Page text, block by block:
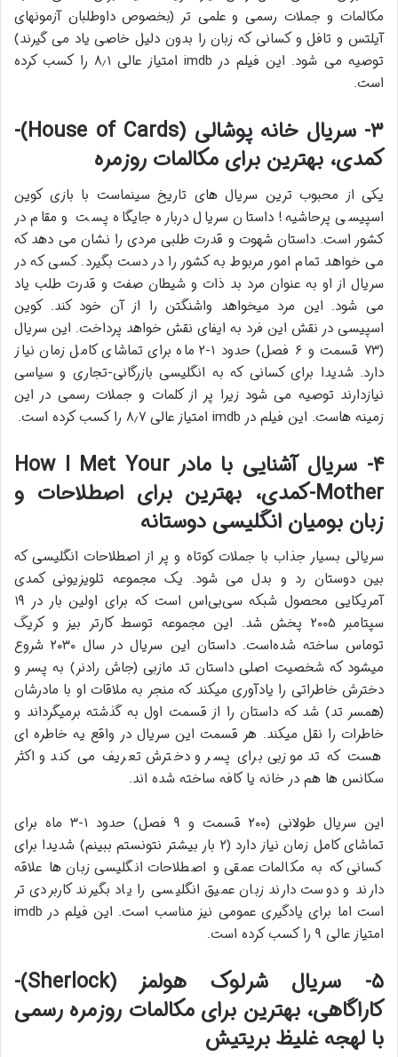
مکالمات و جملات رسمی و علمی تر (بخصوص داوطلبان آزمونهای
آیلتس و تافل و کسانی که زبان را بدون دلیل خاصی یاد می گیرند)
توصیه می شود. این فیلم در imdb امتیاز عالی ۸٫۱ را کسب کرده
است.
۳- سریال خانه پوشالی (House of Cards)-
کمدی، بهترین برای مکالمات روزمره
یکی از محبوب ترین سریال های تاریخ سینماست با بازی کوین
اسپیسی پرحاشیه! داستان سریال درباره جایگاه پست و مقام در
کشور است. داستان شهوت و قدرت طلبی مردی را نشان می دهد که
می خواهد تمام امور مربوط به کشور را در دست بگیرد. کسی که در
سریال از او به عنوان مرد بد ذات و شیطان صفت و قدرت طلب یاد
می شود. این مرد میخواهد واشنگتن را از آن خود کند. کوین
اسپیسی در نقش این فرد به ایفای نقش خواهد پرداخت. این سریال
(۷۳ قسمت و ۶ فصل) حدود ۱-۲ ماه برای تماشای کامل زمان نیاز
دارد. شدیدا برای کسانی که به انگلیسی بازرگانی-تجاری و سیاسی
نیازدارند توصیه می شود زیرا پر از کلمات و جملات رسمی در این
زمینه هاست. این فیلم در imdb امتیاز عالی ۸٫۷ را کسب کرده است.
۴- سریال آشنایی با مادر How I Met Your
Mother-کمدی، بهترین برای اصطلاحات و
زبان بومیان انگلیسی دوستانه
سریالی بسیار جذاب با جملات کوتاه و پر از اصطلاحات انگلیسی که
بین دوستان رد و بدل می شود. یک مجموعه تلویزیونی کمدی
آمریکایی محصول شبکه سی‌بی‌اس است که برای اولین بار در ۱۹
سپتامبر ۲۰۰۵ پخش شد. این مجموعه توسط کارتر بیز و کریگ
توماس ساخته شده‌است. داستان این سریال در سال ۲۰۳۰ شروع
میشود که شخصیت اصلی داستان تد مازبی (جاش رادنر) به پسر و
دخترش خاطراتی را یادآوری میکند که منجر به ملاقات او با مادرشان
(همسر تد) شد که داستان را از قسمت اول به گذشته برمیگرداند و
خاطرات را نقل میکند. هر قسمت این سریال در واقع یه خاطره ای
هست که تد موزبی برای پسر و دخترش تعریف می کند و اکثر
سکانس ها هم در خانه یا کافه ساخته شده اند.
این سریال طولانی (۲۰۰ قسمت و ۹ فصل) حدود ۱-۳ ماه برای
تماشای کامل زمان نیاز دارد (۲ بار بیشتر نتونستم ببینم) شدیدا برای
کسانی که به مکالمات عمقی و اصطلاحات انگلیسی زبان ها علاقه
دارند و دوست دارند زبان عمیق انگلیسی را یاد بگیرند کاربردی تر
است اما برای یادگیری عمومی نیز مناسب است. این فیلم در imdb
امتیاز عالی ۹ را کسب کرده است.
۵- سریال شرلوک هولمز (Sherlock)-
کاراگاهی، بهترین برای مکالمات روزمره رسمی
با لهجه غلیظ بریتیش